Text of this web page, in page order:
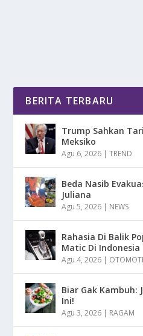
BERITA TERBARU
Trump Sahkan
Meksiko
Agu 6, 2026 |TREND
Beda Nasib
Juliana
Agu 5, 2026 | NEWS
Rahasia Di Balik
Matic Di Indonesia
Agu 4, 2026 |
Biar Gak Kambuh:
Ini!
Agu 3, 2026 | RAGAM